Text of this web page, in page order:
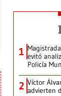
1 evitó
Policía
2 Víctor
advierten